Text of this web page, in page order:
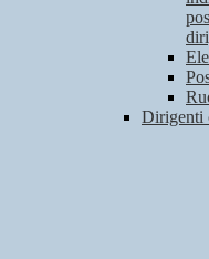
Dirigenti